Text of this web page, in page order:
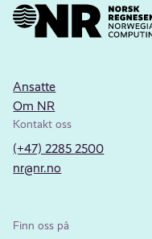
Ansatte
Om NR
Kontakt oss
(+47) 2285 2500
nr@nr.no
Finn oss på